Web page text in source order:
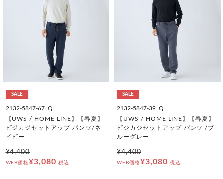
SALE
2132-5847-67_Q
【UWS / HOME LINE】【春夏】
ビジカジセットアップ パンツ/ネ
イビー
¥4,400
WEB価格¥3,080 税込
SALE
2132-5847-39_Q
【UWS / HOME LINE】【春夏】
ビジカジセットアップ パンツ /ブ
ルーグレー
¥4,400
WEB価格¥3,080 税込